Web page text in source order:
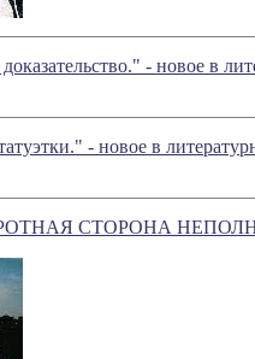
- новое в
- новое в
СТОРОНА